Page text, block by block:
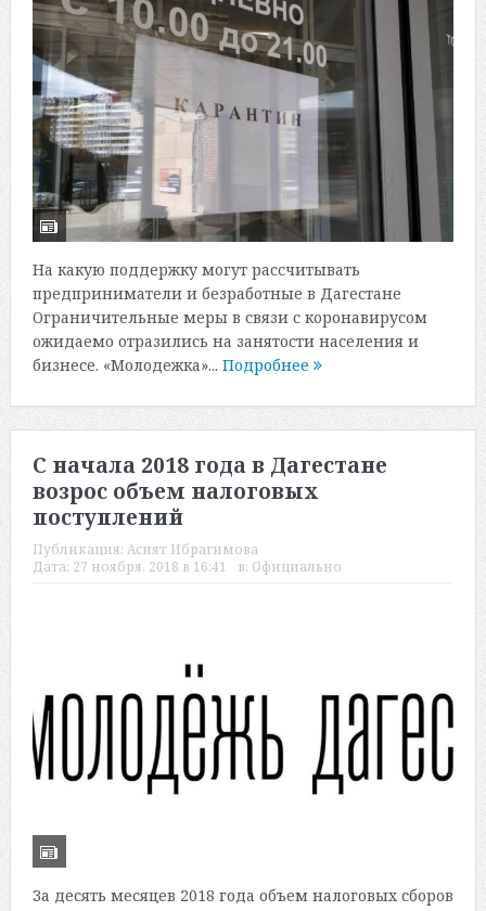
На какую поддержку могут рассчитывать
предприниматели и безработные в Дагестане
Ограничительные меры в связи с коронавирусом
ожидаемо отразились на занятости населения и
бизнесе. «Молодежка»... Подробнее
С начала 2018 года в Дагестане
возрос объем налоговых
поступлений
Публикация: Асият Ибрагимова
Дата: 27 ноября, 2018 в 16:41 в: Официально
За десять месяцев 2018 года объем налоговых сборов